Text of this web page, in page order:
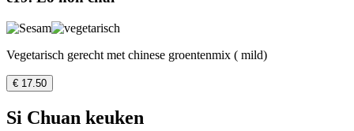
Vegetarisch gerecht met chinese groentenmix ( mild)
€ 17.50
Si Chuan keuken